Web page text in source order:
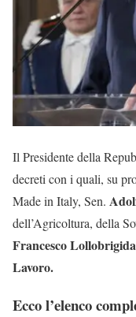
Il Presidente della
decreti con i quali, su
Made in Italy, Sen.
dell’Agricoltura, della
Francesco
Lavoro.
Ecco l’elenco